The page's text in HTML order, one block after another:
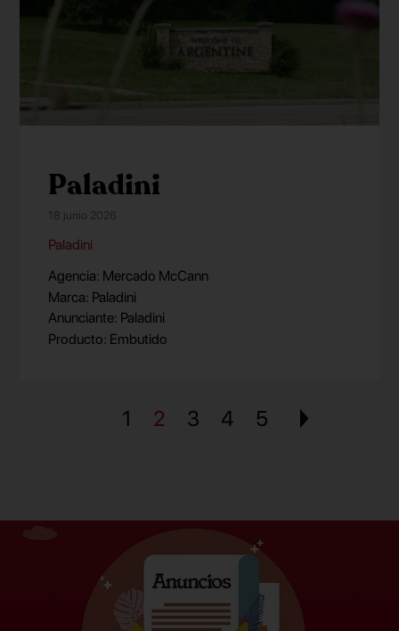
Paladini
18 junio 2026
Paladini
Agencia: Mercado McCann
Marca: Paladini
Anunciante: Paladini
Producto: Embutido
1 2 3 4 5